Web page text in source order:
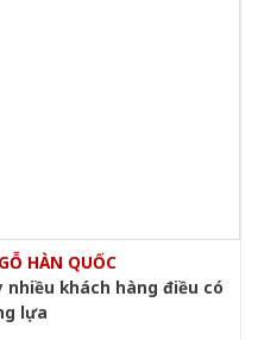
HÀN QUỐC
nhiều khách hàng điều có
lựa